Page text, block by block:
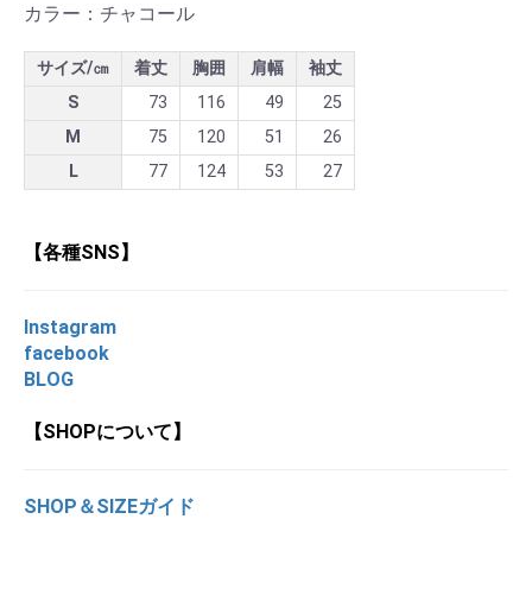
カラー：チャコール
サイズ/㎝ 着丈 胸囲 肩幅
袖丈
S
73 116 49
25
M
75 120 51
26
L
77 124 53 27
【各種SNS】
Instagram
facebook
BLOG
【SHOPについて】
SHOP＆SIZEガイド